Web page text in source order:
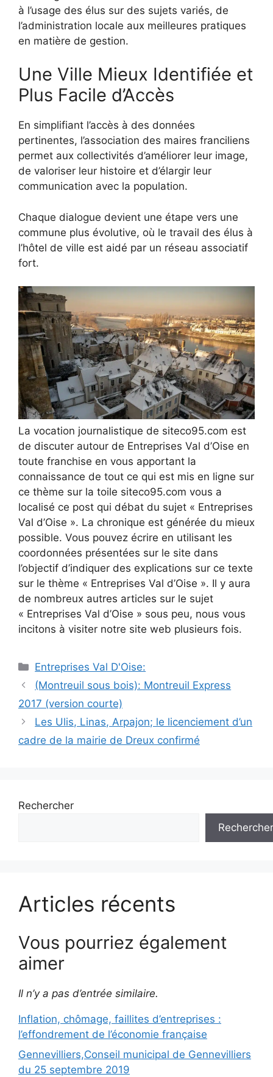
à l’usage des élus sur des sujets variés, de
l’administration locale aux meilleures pratiques
en matière de gestion.
Une Ville Mieux Identifiée et
Plus Facile d’Accès
En simplifiant l’accès à des données
pertinentes, l’association des maires franciliens
permet aux collectivités d’améliorer leur image,
de valoriser leur histoire et d’élargir leur
communication avec la population.
Chaque dialogue devient une étape vers une
commune plus évolutive, où le travail des élus à
l’hôtel de ville est aidé par un réseau associatif
fort.
La vocation journalistique de siteco95.com est
de discuter autour de Entreprises Val d’Oise en
toute franchise en vous apportant la
connaissance de tout ce qui est mis en ligne sur
ce thème sur la toile siteco95.com vous a
localisé ce post qui débat du sujet « Entreprises
Val d’Oise ». La chronique est générée du mieux
possible. Vous pouvez écrire en utilisant les
coordonnées présentées sur le site dans
l’objectif d’indiquer des explications sur ce texte
sur le thème « Entreprises Val d’Oise ». Il y aura
de nombreux autres articles sur le sujet
« Entreprises Val d’Oise » sous peu, nous vous
incitons à visiter notre site web plusieurs fois.
Catégories
Entreprises Val D'Oise:
Navigation
des
(Montreuil sous bois): Montreuil Express
2017 (version courte)
Les Ulis, Linas, Arpajon; le licenciement d’un
cadre de la mairie de Dreux confirmé
Rechercher
Rechercher
Articles récents
Vous pourriez également
aimer
Il n’y a pas d’entrée similaire.
Inflation, chômage, faillites d’entreprises :
l’effondrement de l’économie française
Gennevilliers,Conseil municipal de Gennevilliers
du 25 septembre 2019